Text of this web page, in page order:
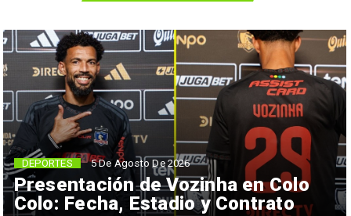
Presentación de Vozinha en Colo
Colo: Fecha, Estadio y Contrato
DEPORTES 5 De Agosto De 2026